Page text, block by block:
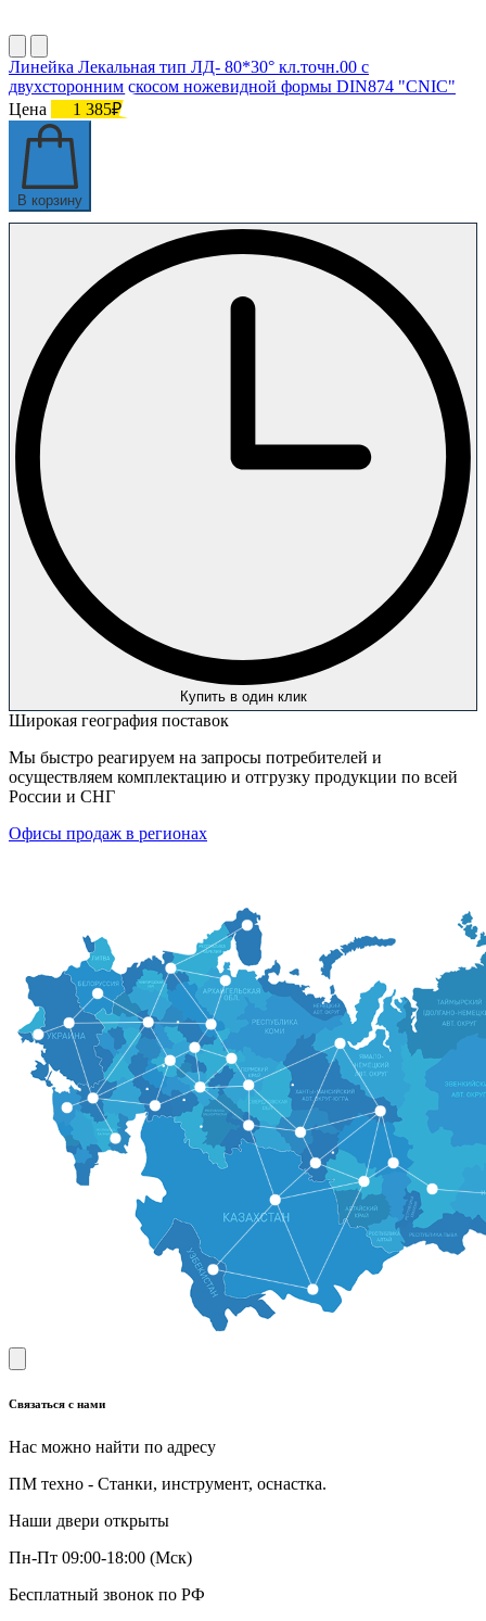
Линейка Лекальная тип ЛД- 80*30° кл.точн.00 с
двухсторонним скосом ножевидной формы DIN874 "CNIC"
Цена
1 385₽
В корзину
Купить в один клик
Широкая география поставок
Мы быстро реагируем на запросы потребителей и
осуществляем комплектацию и отгрузку продукции по всей
России и СНГ
Офисы продаж в регионах
Связаться с нами
Нас можно найти по адресу
ПМ техно - Станки, инструмент, оснастка.
Наши двери открыты
Пн-Пт 09:00-18:00 (Мск)
Бесплатный звонок по РФ